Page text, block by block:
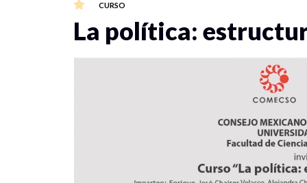
Fundadores
Comité Editorial
CURSO
La política: